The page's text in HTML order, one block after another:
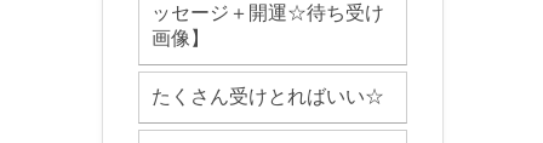
ッセージ＋開運☆待ち受け
画像】
たくさん受けとればいい☆